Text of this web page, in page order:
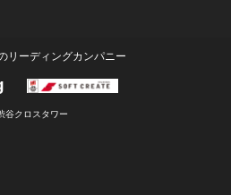
リーディングカンパニー
谷クロスタワー